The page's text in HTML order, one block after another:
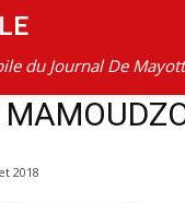
du Journal De
2018